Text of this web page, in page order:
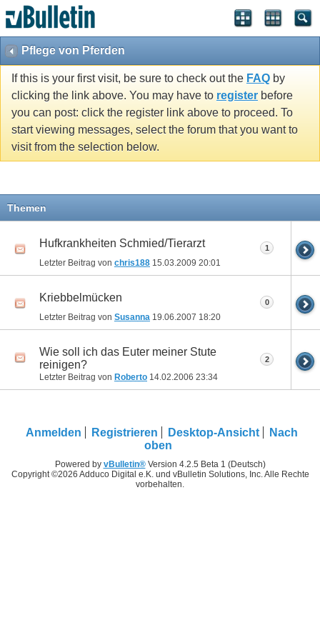
Pflege von Pferden
If this is your first visit, be sure to check out the FAQ by
clicking the link above. You may have to register before
you can post: click the register link above to proceed. To
start viewing messages, select the forum that you want to
visit from the selection below.
Themen
Hufkrankheiten Schmied/Tierarzt
Letzter Beitrag von chris188 15.03.2009 20:01
1
Kriebbelmücken
Letzter Beitrag von Susanna 19.06.2007 18:20
0
Wie soll ich das Euter meiner Stute
reinigen?
Letzter Beitrag von Roberto 14.02.2006 23:34
2
Anmelden Registrieren Desktop-Ansicht
Nach
oben
Powered by vBulletin®Version 4.2.5 Beta 1 (Deutsch)
Copyright ©2026 Adduco Digital e.K. und vBulletin Solutions, Inc. Alle Rechte
vorbehalten.